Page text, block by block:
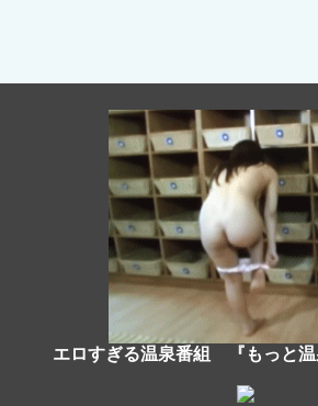
エロすぎる温泉番組 『もっと温